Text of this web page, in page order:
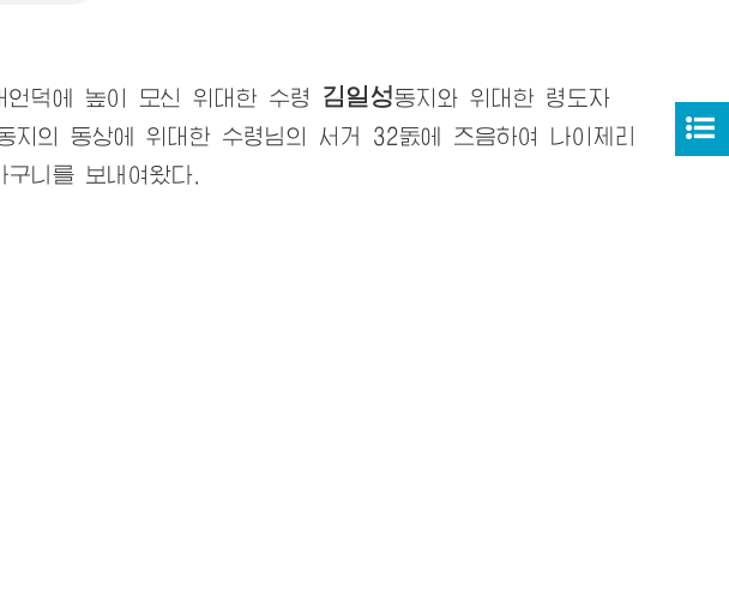
덕에 높이 모신 위대한 수령 김일성동지 와 위대한 령도자
지 의 동상에 위대한 수령님의 서거 32돐에 즈음하여 나이제리
니를 보내여왔다.